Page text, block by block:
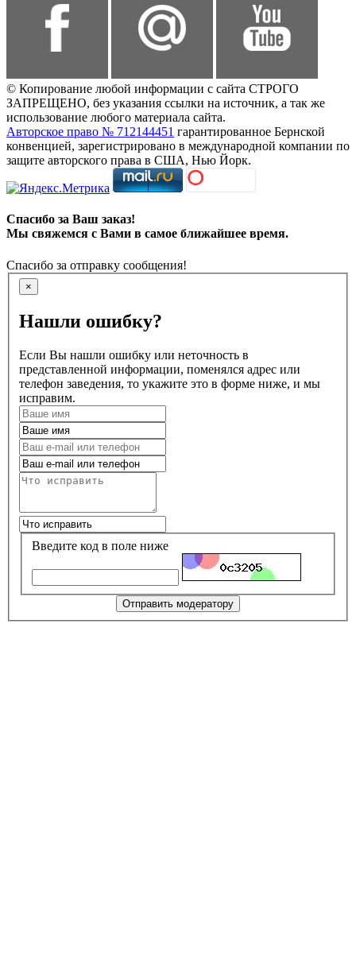
© Копирование любой информации с сайта СТРОГО
ЗАПРЕЩЕНО, без указания ссылки на источник, а так же
использование любого материала сайта.
Авторское право № 712144451 гарантированное Бернской
конвенцией, зарегистрировано в международной компании по
защите авторского права в США, Нью Йорк.
Спасибо за Ваш заказ!
Мы свяжемся с Вами в самое ближайшее время.
Спасибо за отправку сообщения!
×
Нашли ошибку?
Если Вы нашли ошибку или неточность в
представленной информации, поменялся адрес или
телефон заведения, то укажите это в форме ниже, и мы
исправим.
Введите код в поле ниже
Отправить модератору